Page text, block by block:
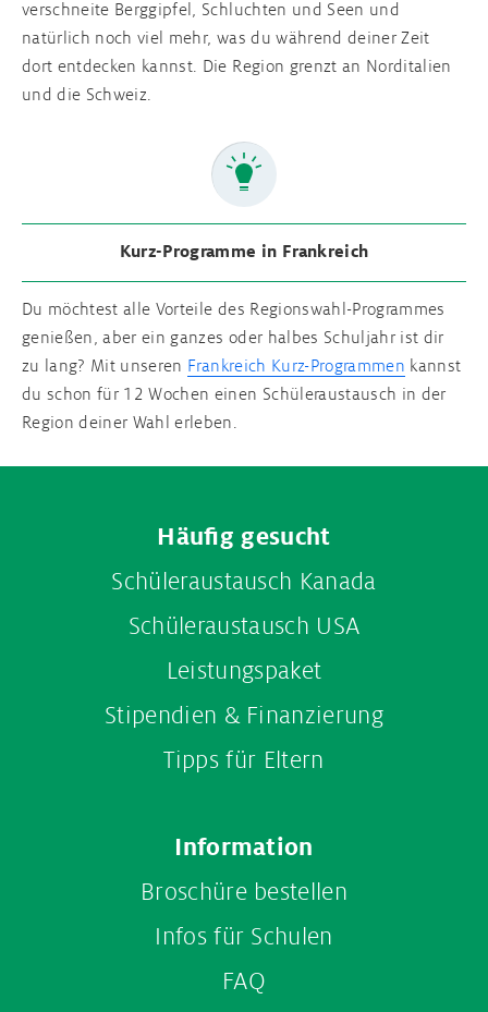
verschneite Berggipfel, Schluchten und Seen und
natürlich noch viel mehr, was du während deiner Zeit
dort entdecken kannst. Die Region grenzt an Norditalien
und die Schweiz.
Kurz-Programme in Frankreich
Du möchtest alle Vorteile des Regionswahl-Programmes
genießen, aber ein ganzes oder halbes Schuljahr ist dir
zu lang? Mit unseren Frankreich Kurz-Programmen kannst
du schon für 12 Wochen einen Schüleraustausch in der
Region deiner Wahl erleben.
Häufig gesucht
Schüleraustausch Kanada
Schüleraustausch USA
Leistungspaket
Stipendien & Finanzierung
Tipps für Eltern
Information
Broschüre bestellen
Infos für Schulen
FAQ